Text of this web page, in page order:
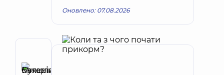
Автор
Оновлено: 07.08.2026